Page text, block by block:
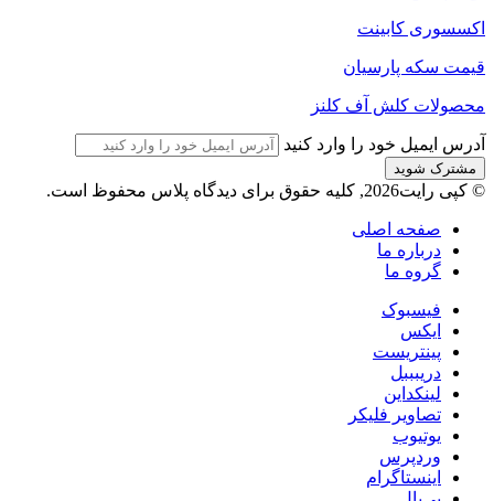
اکسسوری کابینت
قیمت سکه پارسیان
محصولات کلش آف کلنز
آدرس ایمیل خود را وارد کنید
© کپی رایت2026, کلیه حقوق برای دیدگاه پلاس محفوظ است.
صفحه اصلی
درباره ما
گروه ما
فیسبوک
ایکس
پینتریست
دریبببل
لینکداین
تصاویر فلیکر
یوتیوب
وردپرس
اینستاگرام